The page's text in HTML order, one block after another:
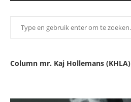
Column mr. Kaj Hollemans (KHLA)